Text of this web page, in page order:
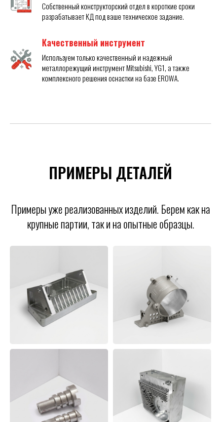
Собственный конструкторский отдел в короткие сроки
разрабатывает КД под ваше техническое задание.
Качественный инструмент
Используем только качественный и надежный
металлорежущий инструмент Mitsubishi, YG1, а также
комплексного решения оснастки на базе EROWA.
ПРИМЕРЫ ДЕТАЛЕЙ
Примеры уже реализованных изделий. Берем как на
крупные партии, так и на опытные образцы.